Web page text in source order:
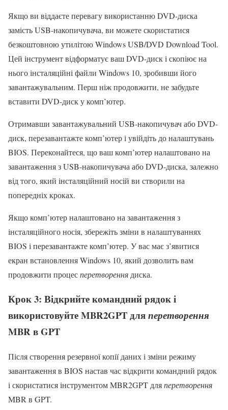
Якщо ви віддаєте перевагу використанню DVD-диска
замість USB-накопичувача, ви можете скористатися
безкоштовною утилітою Windows USB/DVD Download Tool.
Цей інструмент відформатує ваш DVD-диск і скопіює на
нього інсталяційні файли Windows 10, зробивши його
завантажувальним. Перш ніж продовжити, не забудьте
вставити DVD-диск у комп’ютер.
Отримавши завантажувальний USB-накопичувач або DVD-
диск, перезавантажте комп’ютер і увійдіть до налаштувань
BIOS. Переконайтеся, що ваш комп’ютер налаштовано на
завантаження з USB-накопичувача або DVD-диска, залежно
від того, який інсталяційний носій ви створили на
попередніх кроках.
Якщо комп’ютер налаштовано на завантаження з
інсталяційного носія, збережіть зміни в налаштуваннях
BIOS і перезавантажте комп’ютер. У вас має з’явитися
екран встановлення Windows 10, який дозволить вам
продовжити процесперетворення диска.
Крок 3: Відкрийте командний рядок і
використовуйте MBR2GPT дляперетворення
MBR в GPT
Після створення резервної копії даних і зміни режиму
завантаження в BIOS настав час відкрити командний рядок
і скористатися інструментом MBR2GPT дляперетворення
MBR в GPT.